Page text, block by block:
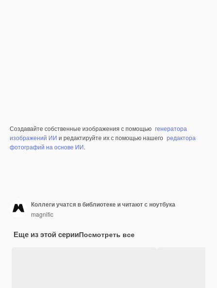
Создавайте собственные изображения с помощью генератора
изображений ИИ и редактируйте их с помощью нашего редактора
фотографий на основе ИИ.
Коллеги учатся в библиотеке и читают с ноутбука
magnific
Еще из этой серииПосмотреть все